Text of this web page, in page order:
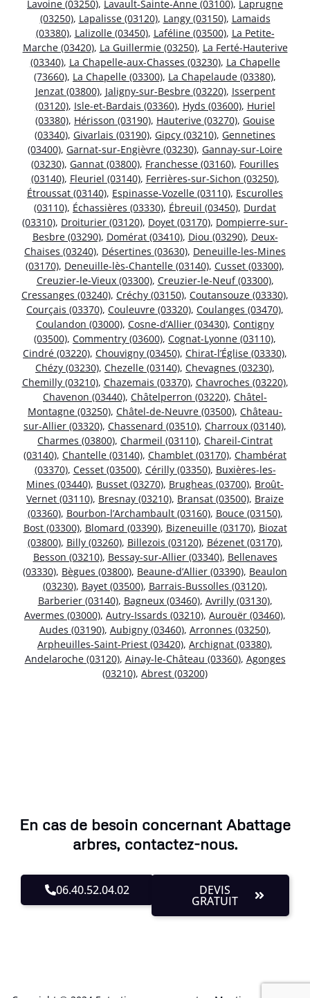
Lavoine (03250), Lavault-Sainte-Anne (03100), Laprugne
(03250), Lapalisse (03120), Langy (03150), Lamaids
(03380), Lalizolle (03450), Laféline (03500), La Petite-
Marche (03420), La Guillermie (03250), La Ferté-Hauterive
(03340), La Chapelle-aux-Chasses (03230), La Chapelle
(73660), La Chapelle (03300), La Chapelaude (03380),
Jenzat (03800), Jaligny-sur-Besbre (03220), Isserpent
(03120), Isle-et-Bardais (03360), Hyds (03600), Huriel
(03380), Hérisson (03190), Hauterive (03270), Gouise
(03340), Givarlais (03190), Gipcy (03210), Gennetines
(03400), Garnat-sur-Engièvre (03230), Gannay-sur-Loire
(03230), Gannat (03800), Franchesse (03160), Fourilles
(03140), Fleuriel (03140), Ferrières-sur-Sichon (03250),
Étroussat (03140), Espinasse-Vozelle (03110), Escurolles
(03110), Échassières (03330), Ébreuil (03450), Durdat
(03310), Droiturier (03120), Doyet (03170), Dompierre-sur-
Besbre (03290), Domérat (03410), Diou (03290), Deux-
Chaises (03240), Désertines (03630), Deneuille-les-Mines
(03170), Deneuille-lès-Chantelle (03140), Cusset (03300),
Creuzier-le-Vieux (03300), Creuzier-le-Neuf (03300),
Cressanges (03240), Créchy (03150), Coutansouze (03330),
Courçais (03370), Couleuvre (03320), Coulanges (03470),
Coulandon (03000), Cosne-d’Allier (03430), Contigny
(03500), Commentry (03600), Cognat-Lyonne (03110),
Cindré (03220), Chouvigny (03450), Chirat-l’Église (03330),
Chézy (03230), Chezelle (03140), Chevagnes (03230),
Chemilly (03210), Chazemais (03370), Chavroches (03220),
Chavenon (03440), Châtelperron (03220), Châtel-
Montagne (03250), Châtel-de-Neuvre (03500), Château-
sur-Allier (03320), Chassenard (03510), Charroux (03140),
Charmes (03800), Charmeil (03110), Chareil-Cintrat
(03140), Chantelle (03140), Chamblet (03170), Chambérat
(03370), Cesset (03500), Cérilly (03350), Buxières-les-
Mines (03440), Busset (03270), Brugheas (03700), Broût-
Vernet (03110), Bresnay (03210), Bransat (03500), Braize
(03360), Bourbon-l’Archambault (03160), Bouce (03150),
Bost (03300), Blomard (03390), Bizeneuille (03170), Biozat
(03800), Billy (03260), Billezois (03120), Bézenet (03170),
Besson (03210), Bessay-sur-Allier (03340), Bellenaves
(03330), Bègues (03800), Beaune-d’Allier (03390), Beaulon
(03230), Bayet (03500), Barrais-Bussolles (03120),
Barberier (03140), Bagneux (03460), Avrilly (03130),
Avermes (03000), Autry-Issards (03210), Aurouër (03460),
Audes (03190), Aubigny (03460), Arronnes (03250),
Arpheuilles-Saint-Priest (03420), Archignat (03380),
Andelaroche (03120), Ainay-le-Château (03360), Agonges
(03210), Abrest (03200)
En cas de besoin concernant Abattage
arbres, contactez-nous.
06.40.52.04.02 DEVIS
GRATUIT